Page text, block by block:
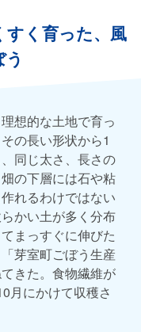
すく育った、風
う
想的な土地で育っ
の長い形状から1
同じ太さ、長さの
の下層には石や粘
れるわけではない
かい土が多く分布
まっすぐに伸びた
芽室町ごぼう生産
きた。食物繊維が
月にかけて収穫さ